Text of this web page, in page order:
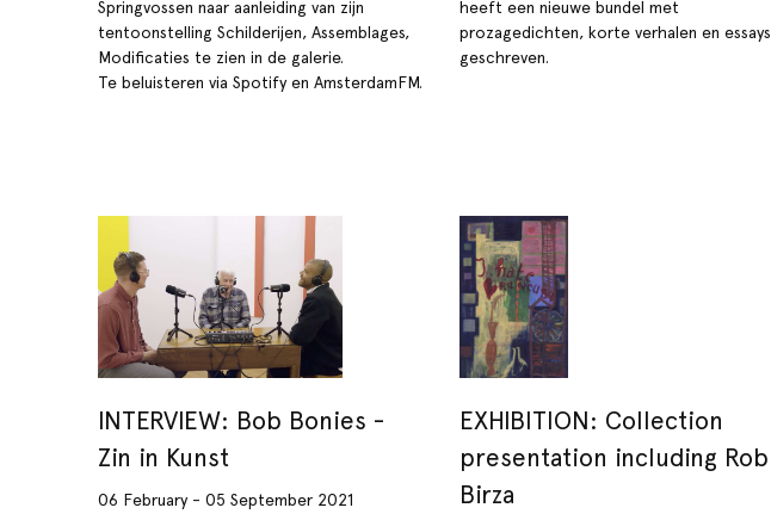
Springvossen naar aanleiding van zijn
tentoonstelling Schilderijen, Assemblages,
Modificaties te zien in de galerie.
Te beluisteren via Spotify en AmsterdamFM.
heeft een nieuwe bundel met
prozagedichten, korte verhalen en essays
geschreven.
INTERVIEW: Bob Bonies -
Zin in Kunst
06 February - 05 September 2021
EXHIBITION: Collection
presentation including Rob
Birza